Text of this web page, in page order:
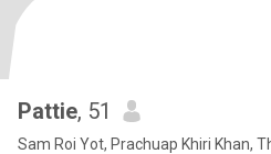
Pattie, 51
Sam Roi Yot, Prachuap Khiri Khan,